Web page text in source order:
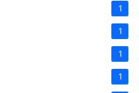
1
1
1
1